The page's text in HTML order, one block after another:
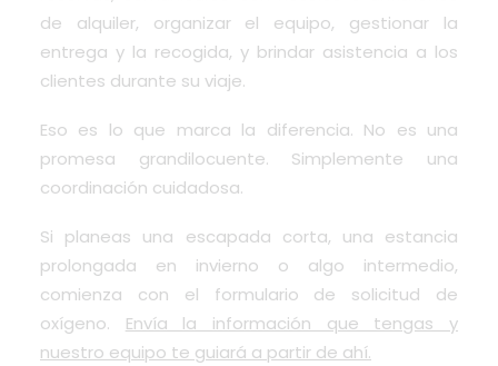
de alquiler, organizar el equipo, gestionar la
entrega y la recogida, y brindar asistencia a los
clientes durante su viaje.
Eso es lo que marca la diferencia. No es una
promesa grandilocuente. Simplemente una
coordinación cuidadosa.
Si planeas una escapada corta, una estancia
prolongada en invierno o algo intermedio,
comienza con el formulario de solicitud de
oxígeno. Envía la información que tengas y
nuestro equipo te guiará a partir de ahí.